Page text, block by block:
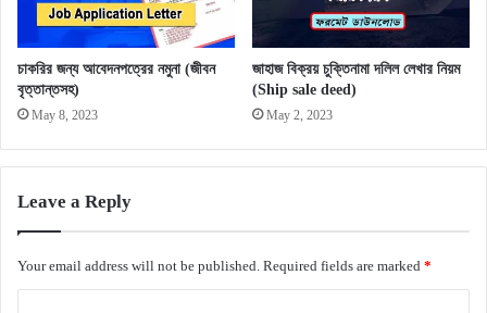
চাকরির জন্য আবেদনপত্রের নমুনা (জীবন
বৃত্তান্তসহ)
May 8, 2023
জাহাজ বিক্রয় চুক্তিনামা দলিল লেখার নিয়ম
(Ship sale deed)
May 2, 2023
Leave a Reply
Your email address will not be published. Required fields are marked *